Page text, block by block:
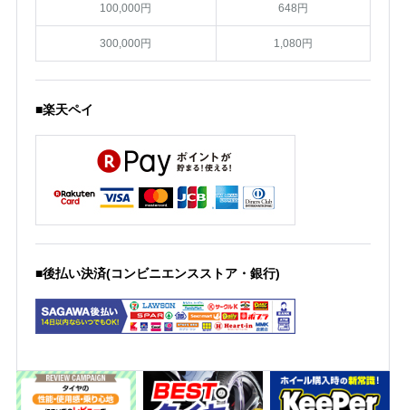
100,000円 648円
300,000円 1,080円
■楽天ペイ
■後払い決済(コンビニエンスストア・銀行)